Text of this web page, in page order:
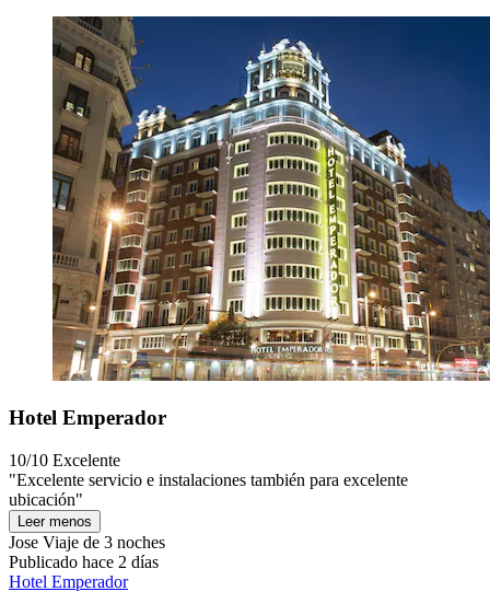
Hotel Emperador
10/10 Excelente
"Excelente servicio e instalaciones también para excelente
ubicación"
Leer menos
Jose Viaje de 3 noches
Publicado hace 2 días
Hotel Emperador